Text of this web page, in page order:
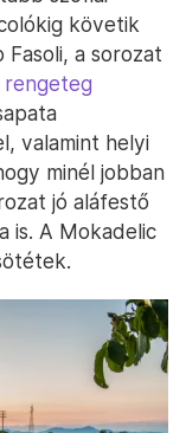
követik
Fasoli, a sorozat
rengeteg
valamint helyi
minél jobban
jó aláfestő
is. A Mokadelic